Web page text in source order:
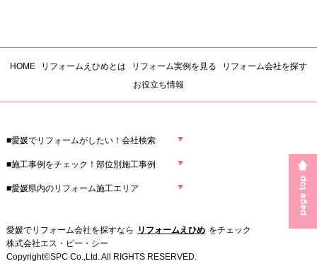
HOME リフォームえひめとは リフォーム実例を見る
リフォーム会社を探す
お役立ち情報
■愛媛でリフォームがしたい！会社検索 ▼
■施工事例をチェック！部位別施工事例 ▼
■愛媛県内のリフォーム施工エリア ▼
愛媛でリフォーム会社を探すなら リフォームえひめ をチェック
株式会社エス・ピー・シー
Copyright©SPC Co.,Ltd. All RIGHTS RESERVED.